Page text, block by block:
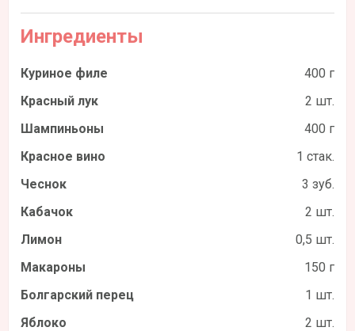
Ингредиенты
Куриное филе
400 г
Красный лук
2 шт.
Шампиньоны
400 г
Красное вино
1 стак.
Чеснок
3 зуб.
Кабачок
2 шт.
Лимон
0,5 шт.
Макароны
150 г
Болгарский перец
1 шт.
Яблоко
2 шт.